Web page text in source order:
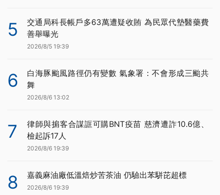
5
交通局科長帳戶多63萬遭疑收賄 為民眾代墊醫藥費
善舉曝光
2026/8/5 19:39
6
白海豚颱風路徑仍有變數 氣象署：不會形成三颱共
舞
2026/8/6 13:02
7
律師與掮客合謀誆可購BNT疫苗 慈濟遭詐10.6億、
檢起訴17人
2026/8/6 19:39
8 嘉義麻油廠低溫焙炒苦茶油 仍驗出苯駢芘超標
2026/8/6 19:39